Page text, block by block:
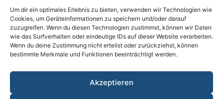
Um dir ein optimales Erlebnis zu bieten, verwenden wir Technologien wie
Cookies, um Geräteinformationen zu speichern und/oder darauf
zuzugreifen. Wenn du diesen Technologien zustimmst, können wir Daten
wie das Surfverhalten oder eindeutige IDs auf dieser Website verarbeiten.
Wenn du deine Zustimmung nicht erteilst oder zurückziehst, können
bestimmte Merkmale und Funktionen beeinträchtigt werden.
Akzeptieren
Ich will noch darauf hinweisen, dass bereits in der
Vergangenheit diese Punkte im VSZ
angesprochen wurden, aber bekanntermaßen
kann sich durch Zeitablauf etwas ändern.
Jährliche Dynamisierung der Startgutschrift
bis zum Renteneintritt
An sich war eine jährliche Dynamisierung der